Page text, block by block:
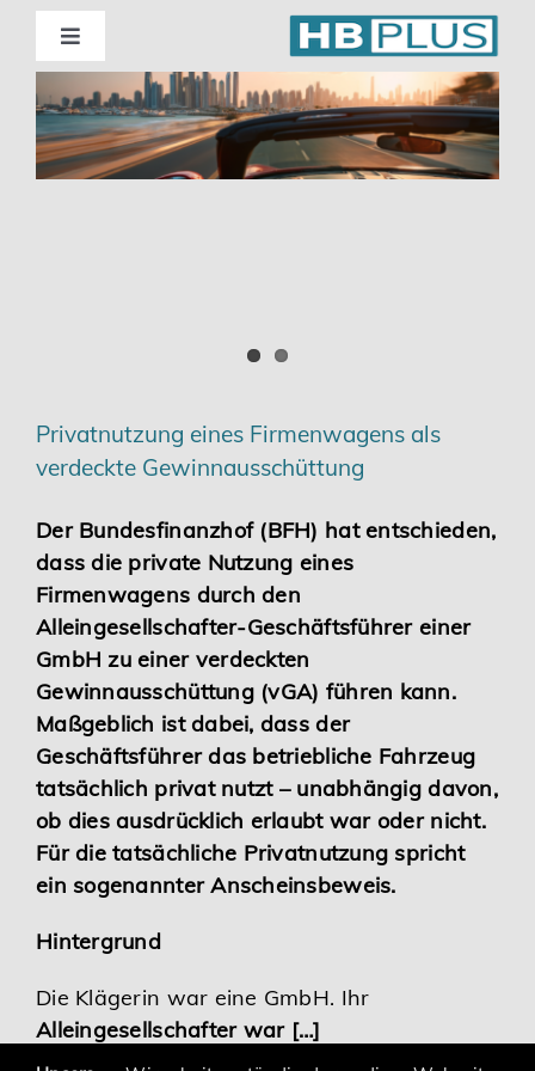
Skip
content
Toggle
Navigation
Standorte
Beratung
Karriere
Services
Privatnutzung eines Firmenwagens als
verdeckte Gewinnausschüttung
Der Bundesfinanzhof (BFH) hat entschieden,
dass die private Nutzung eines
Firmenwagens durch den
Alleingesellschafter-Geschäftsführer einer
GmbH zu einer verdeckten
Gewinnausschüttung (vGA) führen kann.
Maßgeblich ist dabei, dass der
Geschäftsführer das betriebliche Fahrzeug
tatsächlich privat nutzt – unabhängig davon,
ob dies ausdrücklich erlaubt war oder nicht.
Für die tatsächliche Privatnutzung spricht
ein sogenannter Anscheinsbeweis.
Hintergrund
Die Klägerin war eine GmbH. Ihr
Alleingesellschafter war […]